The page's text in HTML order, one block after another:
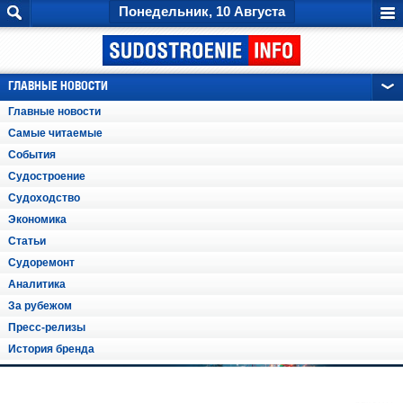
Понедельник, 10 Августа
ГЛАВНЫЕ НОВОСТИ
Главные новости
Самые читаемые
События
Судостроение
Судоходство
Экономика
Статьи
Судоремонт
Аналитика
За рубежом
Пресс-релизы
История бренда